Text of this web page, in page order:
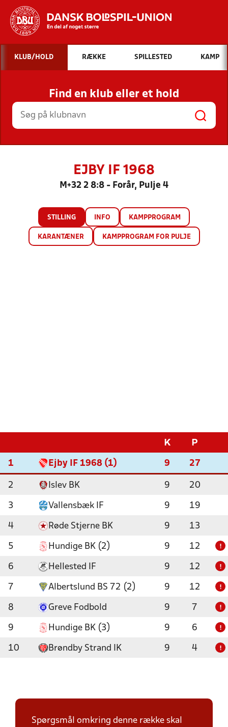
Hvad vil du søge efter?
INDHOLD OG NYHEDER
STILLINGER, RESULTATER, KLUBBER OG
HOLD
KLUB/HOLD RÆKKE SPILLESTED KAMP
Find en klub eller et hold
EJBY IF 1968
M+32 2 8:8 - Forår, Pulje 4
STILLING INFO KAMPPROGRAM
KARANTÆNER KAMPPROGRAM FOR PULJE
K P
1 Ejby IF 1968 (1) 9 27
2 Islev BK 9 20
3 Vallensbæk IF 9 19
4 Røde Stjerne BK 9 13
5 Hundige BK (2) 9 12 !
6 Hellested IF 9 12 !
7 Albertslund BS 72 (2) 9 12 !
8 Greve Fodbold 9 7 !
9 Hundige BK (3) 9 6 !
10 Brøndby Strand IK 9 4 !
Spørgsmål omkring denne række skal